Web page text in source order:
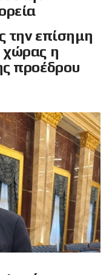
την επίσημη
χώρας η
προέδρου